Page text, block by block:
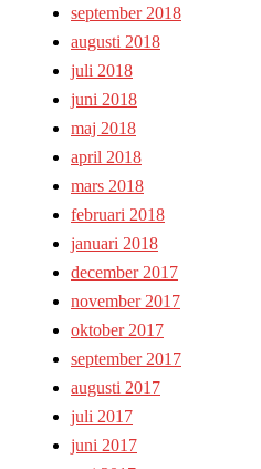
september 2018
augusti 2018
juli 2018
juni 2018
maj 2018
april 2018
mars 2018
februari 2018
januari 2018
december 2017
november 2017
oktober 2017
september 2017
augusti 2017
juli 2017
juni 2017